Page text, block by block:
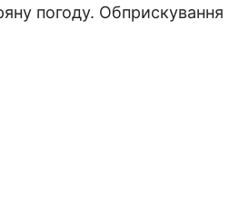
погоду. Обприскування